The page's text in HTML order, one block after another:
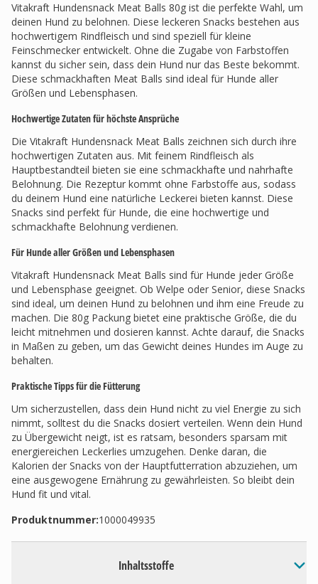
Vitakraft Hundensnack Meat Balls 80g ist die perfekte Wahl, um
deinen Hund zu belohnen. Diese leckeren Snacks bestehen aus
hochwertigem Rindfleisch und sind speziell für kleine
Feinschmecker entwickelt. Ohne die Zugabe von Farbstoffen
kannst du sicher sein, dass dein Hund nur das Beste bekommt.
Diese schmackhaften Meat Balls sind ideal für Hunde aller
Größen und Lebensphasen.
Hochwertige Zutaten für höchste Ansprüche
Die Vitakraft Hundensnack Meat Balls zeichnen sich durch ihre
hochwertigen Zutaten aus. Mit feinem Rindfleisch als
Hauptbestandteil bieten sie eine schmackhafte und nahrhafte
Belohnung. Die Rezeptur kommt ohne Farbstoffe aus, sodass
du deinem Hund eine natürliche Leckerei bieten kannst. Diese
Snacks sind perfekt für Hunde, die eine hochwertige und
schmackhafte Belohnung verdienen.
Für Hunde aller Größen und Lebensphasen
Vitakraft Hundensnack Meat Balls sind für Hunde jeder Größe
und Lebensphase geeignet. Ob Welpe oder Senior, diese Snacks
sind ideal, um deinen Hund zu belohnen und ihm eine Freude zu
machen. Die 80g Packung bietet eine praktische Größe, die du
leicht mitnehmen und dosieren kannst. Achte darauf, die Snacks
in Maßen zu geben, um das Gewicht deines Hundes im Auge zu
behalten.
Praktische Tipps für die Fütterung
Um sicherzustellen, dass dein Hund nicht zu viel Energie zu sich
nimmt, solltest du die Snacks dosiert verteilen. Wenn dein Hund
zu Übergewicht neigt, ist es ratsam, besonders sparsam mit
energiereichen Leckerlies umzugehen. Denke daran, die
Kalorien der Snacks von der Hauptfutterration abzuziehen, um
eine ausgewogene Ernährung zu gewährleisten. So bleibt dein
Hund fit und vital.
Produktnummer:1000049935
Inhaltsstoffe